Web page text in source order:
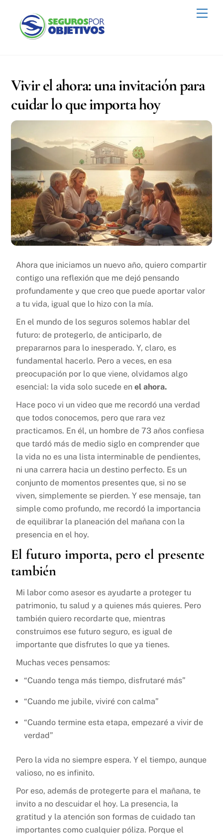
content
Vivir el ahora: una invitación para
cuidar lo que importa hoy
Ahora que iniciamos un nuevo año, quiero compartir
contigo una reflexión que me dejó pensando
profundamente y que creo que puede aportar valor
a tu vida, igual que lo hizo con la mía.
En el mundo de los seguros solemos hablar del
futuro: de protegerlo, de anticiparlo, de
prepararnos para lo inesperado. Y, claro, es
fundamental hacerlo. Pero a veces, en esa
preocupación por lo que viene, olvidamos algo
esencial: la vida solo sucede enel ahora.
Hace poco vi un video que me recordó una verdad
que todos conocemos, pero que rara vez
practicamos. En él, un hombre de 73 años confiesa
que tardó más de medio siglo en comprender que
la vida no es una lista interminable de pendientes,
ni una carrera hacia un destino perfecto. Es un
conjunto de momentos presentes que, si no se
viven, simplemente se pierden. Y ese mensaje, tan
simple como profundo, me recordó la importancia
de equilibrar la planeación del mañana con la
presencia en el hoy.
El futuro importa, pero el presente
también
Mi labor como asesor es ayudarte a proteger tu
patrimonio, tu salud y a quienes más quieres. Pero
también quiero recordarte que, mientras
construimos ese futuro seguro, es igual de
importante que disfrutes lo que ya tienes.
Muchas veces pensamos:
“Cuando tenga más tiempo, disfrutaré más”
“Cuando me jubile, viviré con calma”
“Cuando termine esta etapa, empezaré a vivir de
verdad”
Pero la vida no siempre espera. Y el tiempo, aunque
valioso, no es infinito.
Por eso, además de protegerte para el mañana, te
invito a no descuidar el hoy. La presencia, la
gratitud y la atención son formas de cuidado tan
importantes como cualquier póliza. Porque el